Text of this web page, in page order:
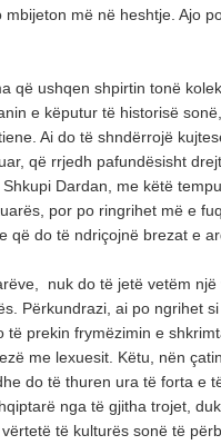
më në heshtje. Ajo
që ushqen shpirtin tonë
e këputur të historisë
Ai do të shndërrojë
që rrjedh pafundësisht
Dardan, me këtë
por po ringrihet më e
që do të ndriçojnë brezat e
nuk do të jetë vetëm
Përkundrazi, ai po ngrihet
prekin frymëzimin e
me lexuesit. Këtu, nën
do të thuren ura të forta e
nga të gjitha trojet,
të kulturës sonë të